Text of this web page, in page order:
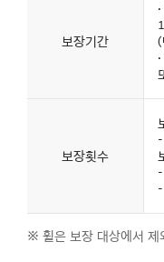
보장기간
(
보장횟수
※ 휠은 보장 대상에서 제